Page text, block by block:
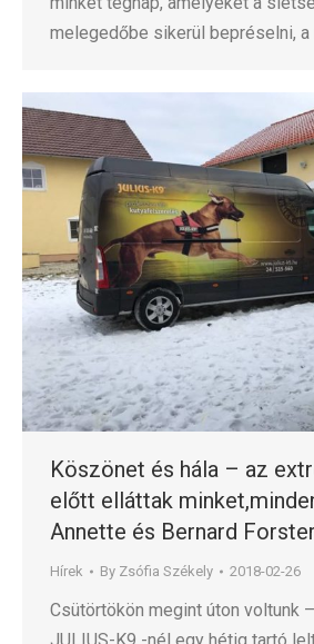
melegedőbe sikerül bepréselni, a
Köszönet és hála – az
előtt elláttak
Annette és Bernard
Hírek By Zsófia Székely 2018-02-26
Csütörtökön megint úton voltunk